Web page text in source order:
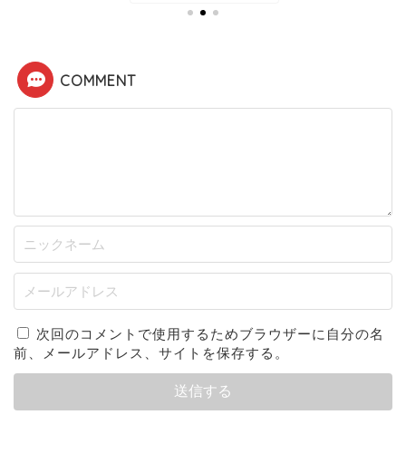
COMMENT
次回のコメントで使用するためブラウザーに自分の名
前、メールアドレス、サイトを保存する。